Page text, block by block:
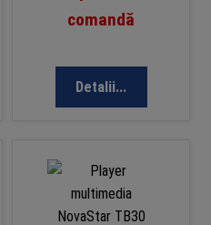
comandă
Detalii...